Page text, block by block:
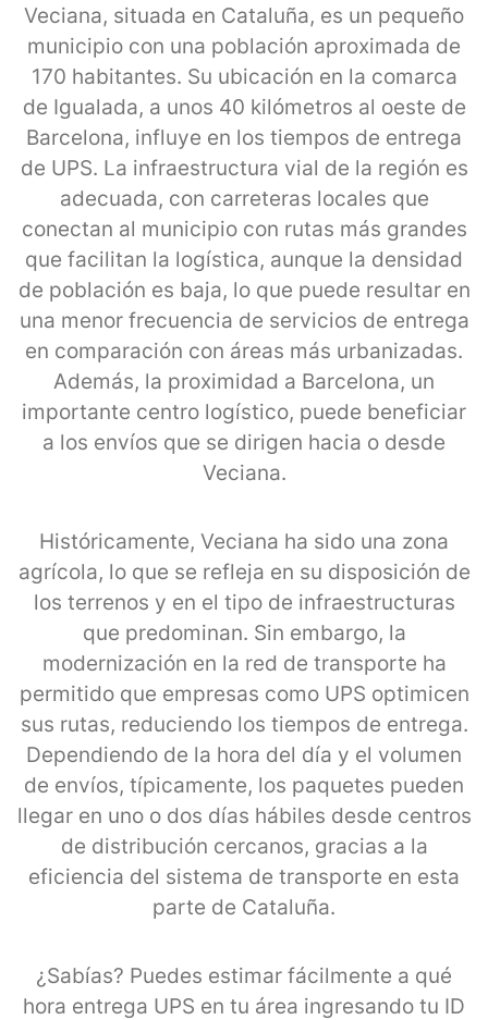
Veciana, situada en Cataluña, es un pequeño
municipio con una población aproximada de
170 habitantes. Su ubicación en la comarca
de Igualada, a unos 40 kilómetros al oeste de
Barcelona, influye en los tiempos de entrega
de UPS. La infraestructura vial de la región es
adecuada, con carreteras locales que
conectan al municipio con rutas más grandes
que facilitan la logística, aunque la densidad
de población es baja, lo que puede resultar en
una menor frecuencia de servicios de entrega
en comparación con áreas más urbanizadas.
Además, la proximidad a Barcelona, un
importante centro logístico, puede beneficiar
a los envíos que se dirigen hacia o desde
Veciana.
Históricamente, Veciana ha sido una zona
agrícola, lo que se refleja en su disposición de
los terrenos y en el tipo de infraestructuras
que predominan. Sin embargo, la
modernización en la red de transporte ha
permitido que empresas como UPS optimicen
sus rutas, reduciendo los tiempos de entrega.
Dependiendo de la hora del día y el volumen
de envíos, típicamente, los paquetes pueden
llegar en uno o dos días hábiles desde centros
de distribución cercanos, gracias a la
eficiencia del sistema de transporte en esta
parte de Cataluña.
¿Sabías? Puedes estimar fácilmente a qué
hora entrega UPS en tu área ingresando tu ID